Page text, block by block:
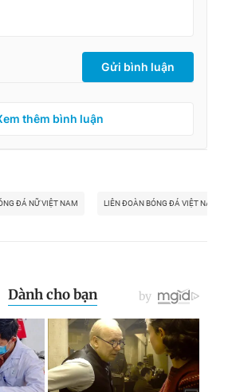
Gửi bình luận
thêm bình luận
ĐÁ NỮ VIỆT NAM LIÊN ĐOÀN BÓNG ĐÁ VIỆT NAM